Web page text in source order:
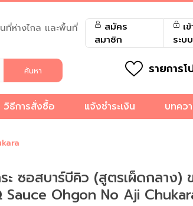
ที่ห่างไกล และพื้นที่
สมัคร
สมาชิก
เ
ระบบ
รายการ
วิธีการสั่งซื้อ แจ้งชำระเงิน บทคว
ระ ซอสบาร์บีคิว (สูตรเผ็ดกลาง)
Sauce Ohgon No Aji